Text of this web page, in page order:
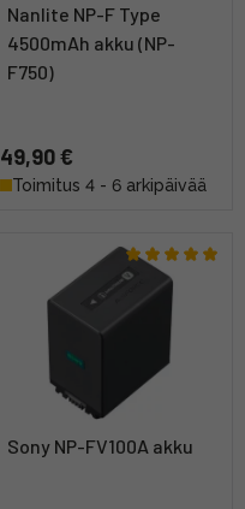
Nanlite NP-F Type
4500mAh akku (NP-
F750)
49,90 €
Toimitus 4 - 6 arkipäivää
Sony NP-FV100A akku